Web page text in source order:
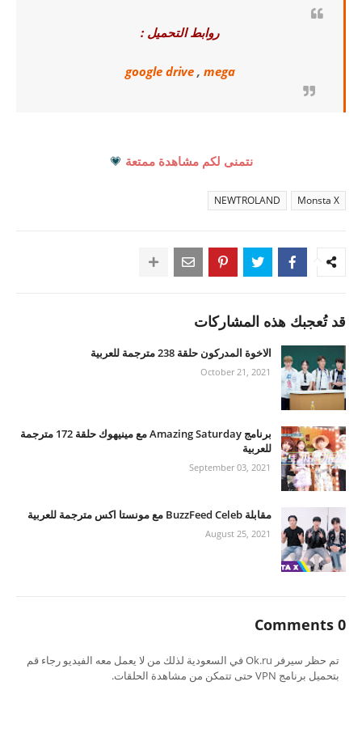
روابط التحميل :
google drive, mega
نتمنى لكم مشاهدة ممتعة 💗
Monsta X
NEWTROLAND
قد تُعجبك هذه المشاركات
الاخوة المدركون حلقة 238 مترجمة للعربية
October 21, 2021
برنامج Amazing Saturday مع مينيهوك حلقة 172 مترجمة
للعربية
September 03, 2021
مقابلة BuzzFeed Celeb مع مونستا اكس مترجمة للعربية
August 25, 2021
0 Comments
تم حظر سيرفر Ok.ru في السعودية لذلك من لا يعمل معه الفيديو رجاء قم
بتحميل برنامج VPN حتى تتمكن من مشاهدة الحلقات.